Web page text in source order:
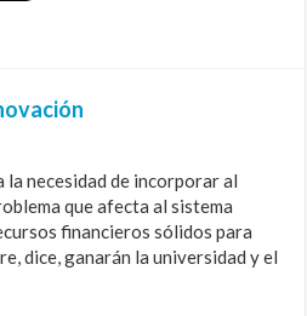
la necesidad de incorporar al
que afecta al sistema
financieros sólidos para
dice, ganarán la universidad y el